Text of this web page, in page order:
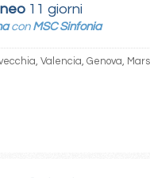
11 giorni
con MSC Sinfonia
Valencia, Genova,